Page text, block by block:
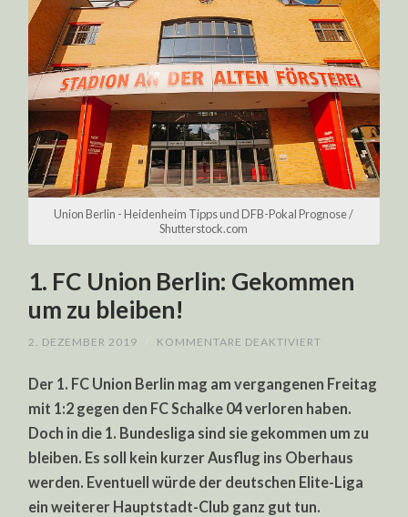
Union Berlin - Heidenheim Tipps und DFB-Pokal Prognose /
Shutterstock.com
1. FC Union Berlin: Gekommen
um zu bleiben!
2. DEZEMBER 2019 KOMMENTARE DEAKTIVIERT
UNION
GEKOMMEN
ZU
BLEIBEN!
Der 1. FC Union Berlin mag am vergangenen Freitag
mit 1:2 gegen den FC Schalke 04 verloren haben.
Doch in die 1. Bundesliga sind sie gekommen um zu
bleiben. Es soll kein kurzer Ausflug ins Oberhaus
werden. Eventuell würde der deutschen Elite-Liga
ein weiterer Hauptstadt-Club ganz gut tun.